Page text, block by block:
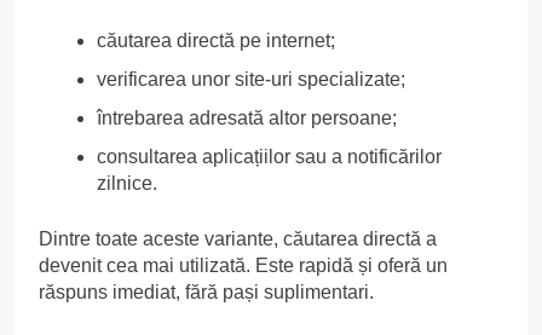
căutarea directă pe internet;
verificarea unor site-uri specializate;
întrebarea adresată altor persoane;
consultarea aplicațiilor sau a notificărilor
zilnice.
Dintre toate aceste variante, căutarea directă a
devenit cea mai utilizată. Este rapidă și oferă un
răspuns imediat, fără pași suplimentari.